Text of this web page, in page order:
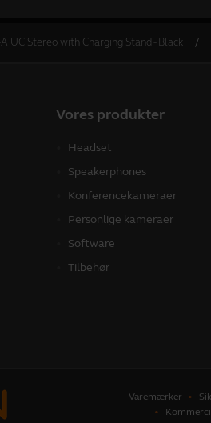
UC Stereo with Charging Stand - Black
Vores produkter
Headset
Speakerphones
Konferencekameraer
Personlige kameraer
Software
Tilbehør
Varemærker